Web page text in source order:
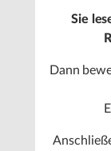
Sie
Dann